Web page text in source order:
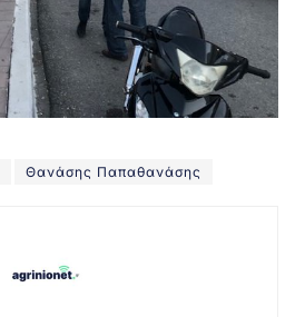
Θανάσης Παπαθανάσης